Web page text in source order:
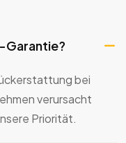
Garantie?
bei
verursacht
Priorität.